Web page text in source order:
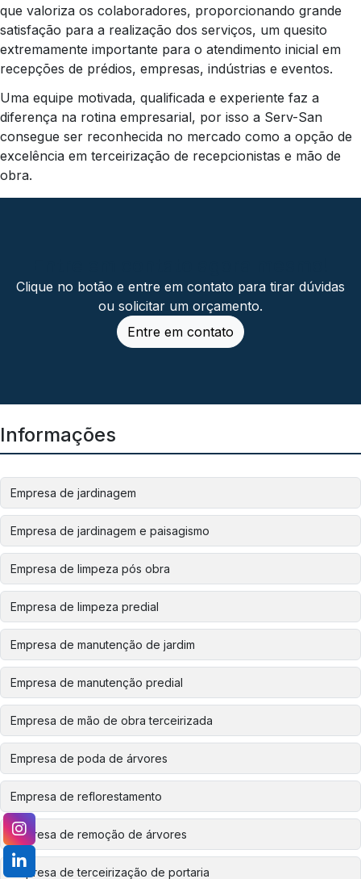
que valoriza os colaboradores, proporcionando grande
satisfação para a realização dos serviços, um quesito
extremamente importante para o atendimento inicial em
recepções de prédios, empresas, indústrias e eventos.
Uma equipe motivada, qualificada e experiente faz a
diferença na rotina empresarial, por isso a Serv-San
consegue ser reconhecida no mercado como a opção de
excelência em terceirização de recepcionistas e mão de
obra.
Clique no botão e entre em contato para tirar dúvidas
ou solicitar um orçamento.
Entre em contato
Informações
Empresa de jardinagem
Empresa de jardinagem e paisagismo
Empresa de limpeza pós obra
Empresa de limpeza predial
Empresa de manutenção de jardim
Empresa de manutenção predial
Empresa de mão de obra terceirizada
Empresa de poda de árvores
Empresa de reflorestamento
Empresa de remoção de árvores
Empresa de terceirização de portaria